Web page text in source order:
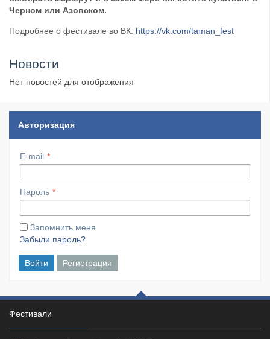
Черном или Азовском.
Подробнее о фестивале во ВК: https://vk.com/taman_fest
Новости
Нет новостей для отображения
Авторизация
E-mail
Пароль
Запомнить меня
Забыли пароль?
Войти Регистрация
Фестивали